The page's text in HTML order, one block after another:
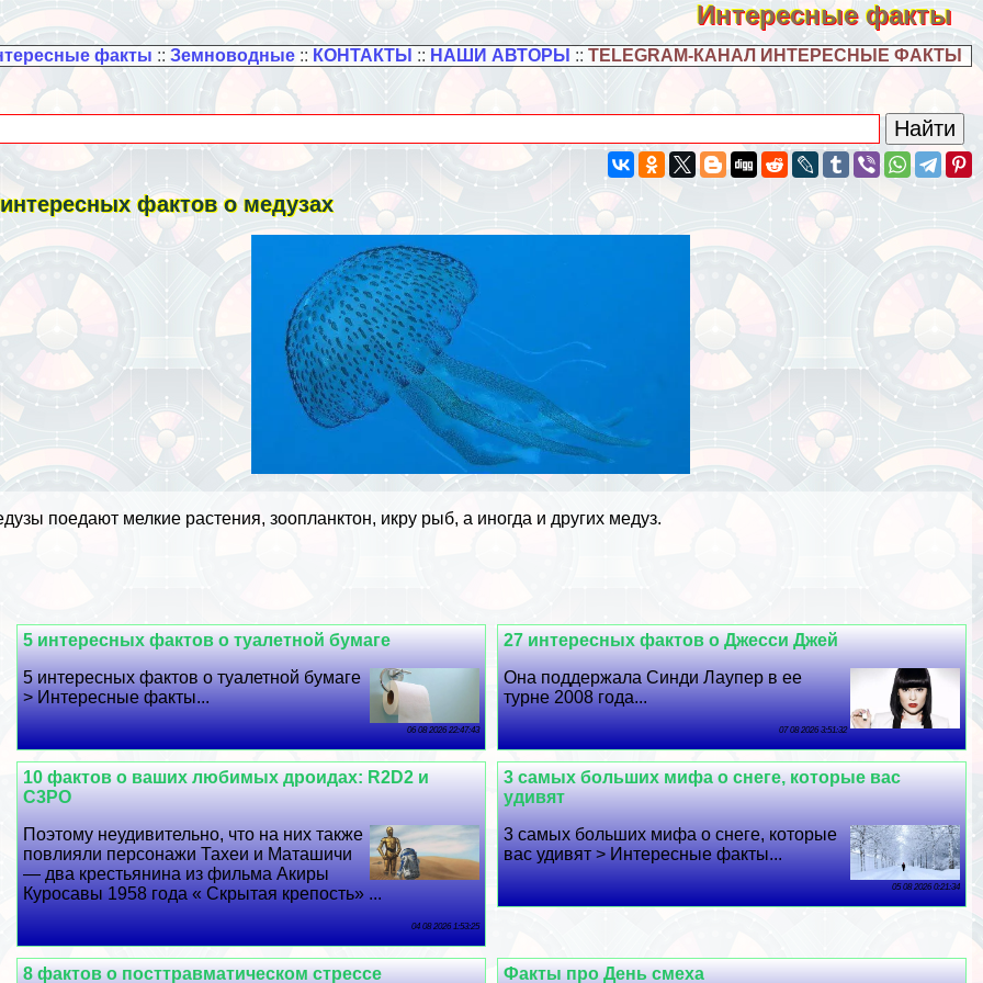
Интересные факты
факты :: Земноводные:: КОНТАКТЫ :: НАШИ АВТОРЫ :: TELEGRAM-КАНАЛ ИНТЕРЕСНЫЕ ФАКТЫ
фактов о медузах
поедают мелкие растения, зоопланктон, икру рыб, а иногда и других медуз.
27 интересных фактов о Джесси Джей
Она поддержала Синди Лаупер в ее
турне 2008 года...
07 08 2026 3:51:32
5 интересных фактов о туалетной бумаге
5 интересных фактов о туалетной бумаге
> Интересные факты...
06 08 2026 22:47:43
3 самых больших мифа о снеге, которые вас
удивят
3 самых больших мифа о снеге, которые
вас удивят > Интересные факты...
05 08 2026 0:21:34
10 фактов о ваших любимых дроидах: R2D2 и
C3PO
Поэтому неудивительно, что на них также
повлияли персонажи Тахеи и Маташичи
— два крестьянина из фильма Акиры
Куросавы 1958 года « Скрытая крепость» ...
04 08 2026 1:53:25
Факты про День смеха
8 фактов о посттравматическом стрессе